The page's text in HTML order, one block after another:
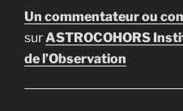
Un commentateur ou
surASTROCOHORS
de l’Observation